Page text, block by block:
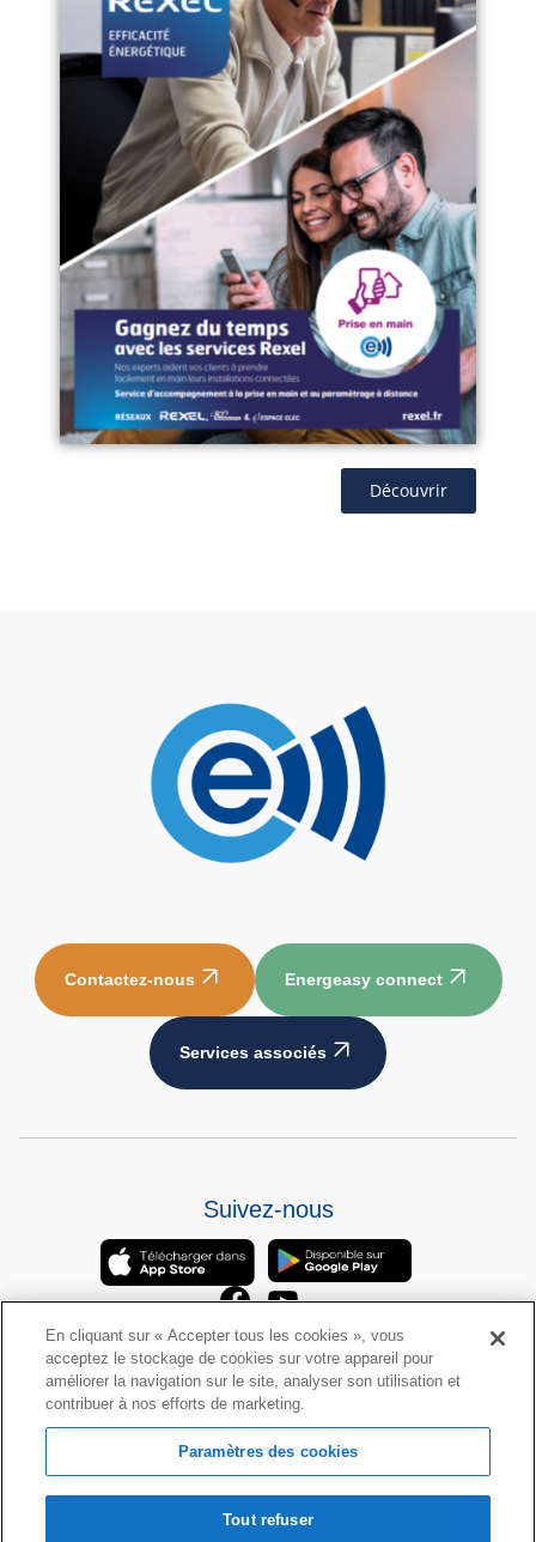
Découvrir
Contactez-nous Energeasy connect
Services associés
Suivez-nous
Politique RGPD
CGU
Politique de Cookies
En cliquant sur « Accepter tous les cookies », vous
acceptez le stockage de cookies sur votre appareil pour
améliorer la navigation sur le site, analyser son utilisation et
contribuer à nos efforts de marketing.
Paramètres des cookies
Tout refuser